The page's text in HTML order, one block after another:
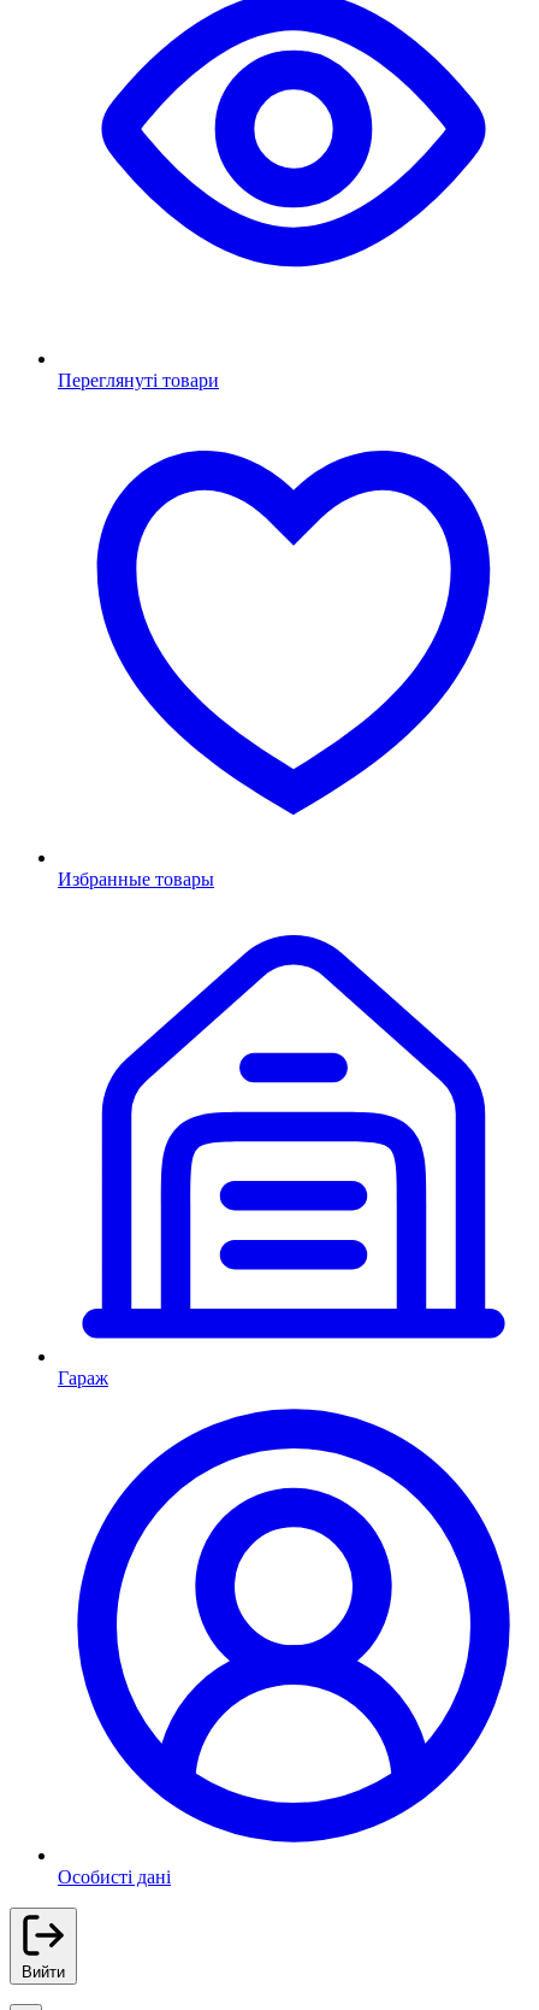
Переглянуті товари
Избранные товары
Гараж
Особисті дані
Вийти